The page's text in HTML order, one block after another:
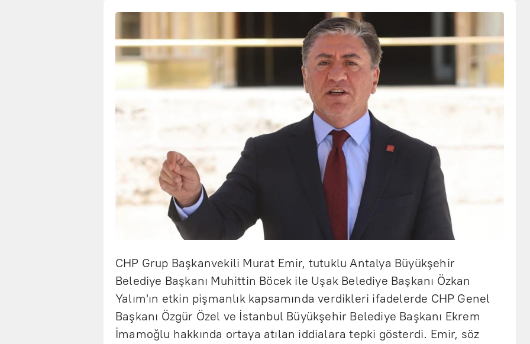
CHP Grup Başkanvekili Murat Emir, tutuklu Antalya Büyükşehir
Belediye Başkanı Muhittin Böcek ile Uşak Belediye Başkanı Özkan
Yalım'ın etkin pişmanlık kapsamında verdikleri ifadelerde CHP Genel
Başkanı Özgür Özel ve İstanbul Büyükşehir Belediye Başkanı Ekrem
İmamoğlu hakkında ortaya atılan iddialara tepki gösterdi. Emir, söz